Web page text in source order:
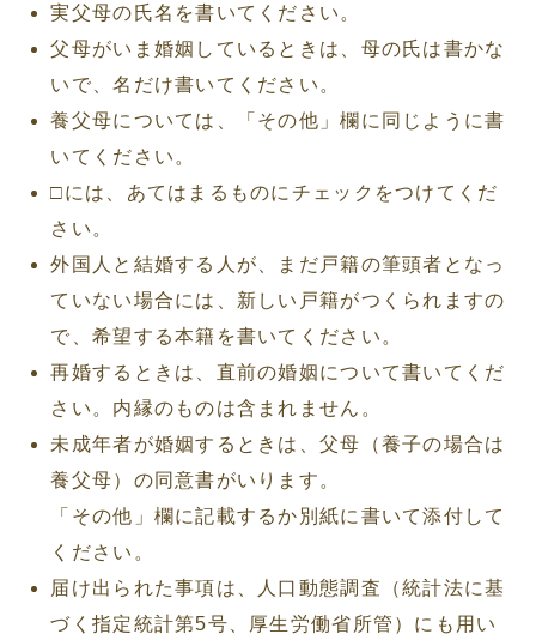
実父母の氏名を書いてください。
父母がいま婚姻しているときは、母の氏は書かな
いで、名だけ書いてください。
養父母については、「その他」欄に同じように書
いてください。
□には、あてはまるものにチェックをつけてくだ
さい。
外国人と結婚する人が、まだ戸籍の筆頭者となっ
ていない場合には、新しい戸籍がつくられますの
で、希望する本籍を書いてください。
再婚するときは、直前の婚姻について書いてくだ
さい。内縁のものは含まれません。
未成年者が婚姻するときは、父母（養子の場合は
養父母）の同意書がいります。
「その他」欄に記載するか別紙に書いて添付して
ください。
届け出られた事項は、人口動態調査（統計法に基
づく指定統計第5号、厚生労働省所管）にも用い